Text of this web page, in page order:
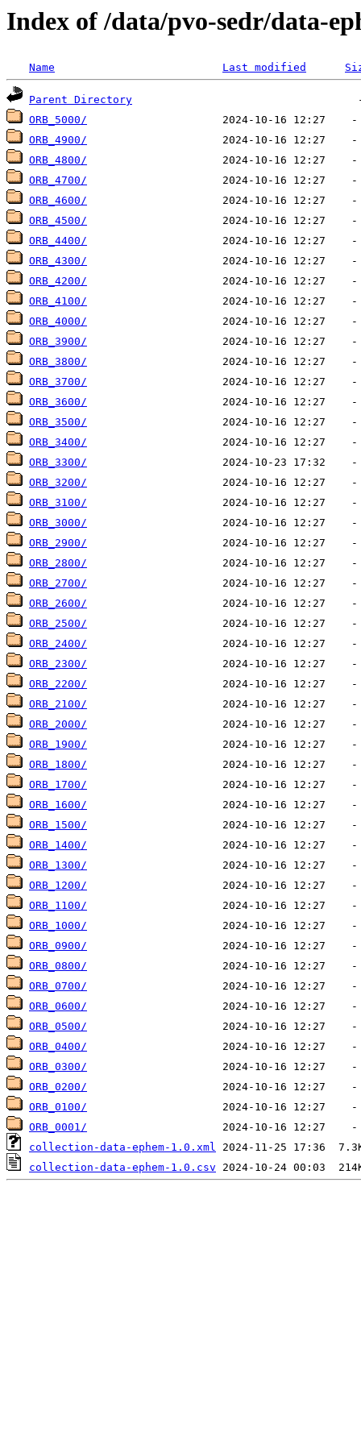
Index of /data/pvo-sedr/data-
Name Last modified
Parent Directory
ORB_5000/
ORB_4900/
ORB_4800/
ORB_4700/
ORB_4600/
ORB_4500/
ORB_4400/
ORB_4300/
ORB_4200/
ORB_4100/
ORB_4000/
ORB_3900/
ORB_3800/
ORB_3700/
ORB_3600/
ORB_3500/
ORB_3400/
ORB_3300/
ORB_3200/
ORB_3100/
ORB_3000/
ORB_2900/
ORB_2800/
ORB_2700/
ORB_2600/
ORB_2500/
ORB_2400/
ORB_2300/
ORB_2200/
ORB_2100/
ORB_2000/
ORB_1900/
ORB_1800/
ORB_1700/
ORB_1600/
ORB_1500/
ORB_1400/
ORB_1300/
ORB_1200/
ORB_1100/
ORB_1000/
ORB_0900/
ORB_0800/
ORB_0700/
ORB_0600/
ORB_0500/
ORB_0400/
ORB_0300/
ORB_0200/
ORB_0100/
ORB_0001/
collection-data-ephem-1.0.xml
collection-data-ephem-1.0.csv